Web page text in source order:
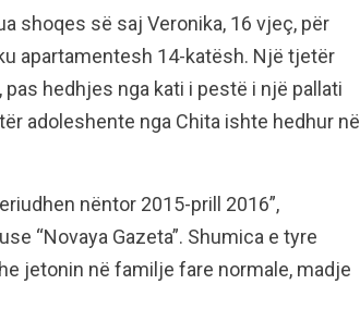
shoqes së saj Veronika, 16 vjeç, për
apartamentesh 14-katësh. Një tjetër
hedhjes nga kati i pestë i një pallati
adoleshente nga Chita ishte hedhur në
nëntor 2015-prill 2016”,
“Novaya Gazeta”. Shumica e tyre
jetonin në familje fare normale, madje